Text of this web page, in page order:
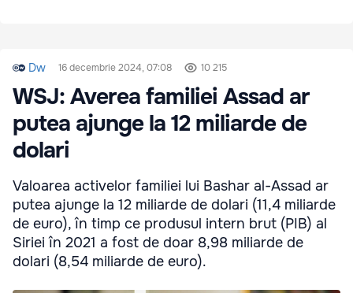
Dw 16 decembrie 2024, 07:08 10 215
WSJ: Averea familiei Assad ar
putea ajunge la 12 miliarde de
dolari
Valoarea activelor familiei lui Bashar al-Assad ar
putea ajunge la 12 miliarde de dolari (11,4 miliarde
de euro), în timp ce produsul intern brut (PIB) al
Siriei în 2021 a fost de doar 8,98 miliarde de
dolari (8,54 miliarde de euro).